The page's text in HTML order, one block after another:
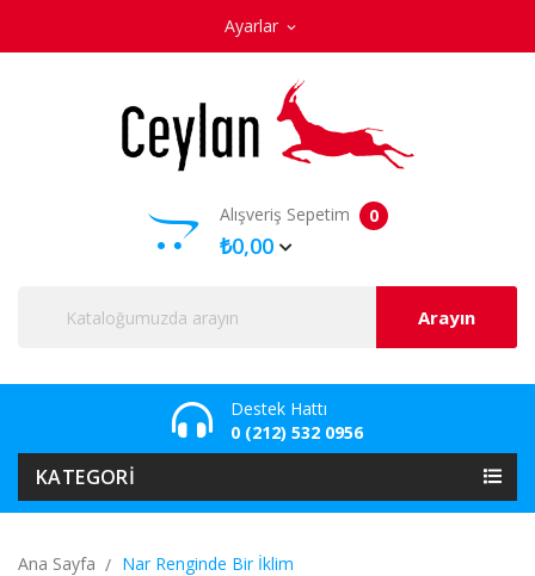
Ayarlar expand_more
Alışveriş Sepetim 0
₺0,00
Arayın
Destek Hattı
0 (212) 532 0956
KATEGORI
Ana Sayfa Nar Renginde Bir İklim